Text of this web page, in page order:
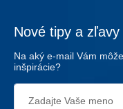
Nové tipy a
Na aký e-mail Vám
inšpirácie?